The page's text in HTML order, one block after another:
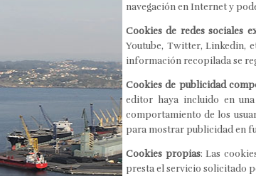
navegación en Internet y
Cookies de redes sociales
Youtube, Twitter, Linkedin,
información recopilada se
Cookies de publicidad
editor haya incluido en
comportamiento de los
para mostrar publicidad en
Cookies propias: Las
presta el servicio solicitado